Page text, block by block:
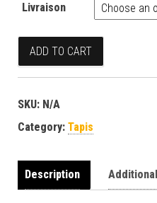
Livraison
Tapis gris / léopard quantity
ADD TO CART
SKU: N/A
Category: Tapis
Description